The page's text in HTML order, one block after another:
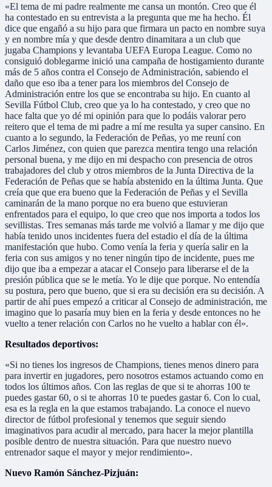
«El tema de mi padre realmente me cansa un montón. Creo que él
ha contestado en su entrevista a la pregunta que me ha hecho. Él
dice que engañó a su hijo para que firmara un pacto en nombre suya
y en nombre mía y que desde dentro dinamitara a un club que
jugaba Champions y levantaba UEFA Europa League. Como no
consiguió doblegarme inició una campaña de hostigamiento durante
más de 5 años contra el Consejo de Administración, sabiendo el
daño que eso iba a tener para los miembros del Consejo de
Administración entre los que se encontraba su hijo. En cuanto al
Sevilla Fútbol Club, creo que ya lo ha contestado, y creo que no
hace falta que yo dé mi opinión para que lo podáis valorar pero
reitero que el tema de mi padre a mí me resulta ya super cansino. En
cuanto a lo segundo, la Federación de Peñas, yo me reuní con
Carlos Jiménez, con quien que parezca mentira tengo una relación
personal buena, y me dijo en mi despacho con presencia de otros
trabajadores del club y otros miembros de la Junta Directiva de la
Federación de Peñas que se había abstenido en la última Junta. Que
creía que que era bueno que la Federación de Peñas y el Sevilla
caminarán de la mano porque no era bueno que estuvieran
enfrentados para el equipo, lo que creo que nos importa a todos los
sevillistas. Tres semanas más tarde me volvió a llamar y me dijo que
había tenido unos incidentes fuera del estadio el día de la última
manifestación que hubo. Como venía la feria y quería salir en la
feria con sus amigos y no tener ningún tipo de incidente, pues me
dijo que iba a empezar a atacar el Consejo para liberarse el de la
presión pública que se le metía. Yo le dije que porque. No entendía
su postura, pero que bueno, que si era su decisión era su decisión. A
partir de ahí pues empezó a criticar al Consejo de administración, me
imagino que lo pasaría muy bien en la feria y desde entonces no he
vuelto a tener relación con Carlos no he vuelto a hablar con él».
Resultados deportivos:
«Si no tienes los ingresos de Champions, tienes menos dinero para
para invertir en jugadores, pero nosotros estamos actuando como en
todos los últimos años. Con las reglas de que si te ahorras 100 te
puedes gastar 60, o si te ahorras 10 te puedes gastar 6. Con lo cual,
esa es la regla en la que estamos trabajando. La conoce el nuevo
director de fútbol profesional y tenemos que seguir siendo
imaginativos para acudir al mercado, para hacer la mejor plantilla
posible dentro de nuestra situación. Para que nuestro nuevo
entrenador saque el mayor y mejor rendimiento».
Nuevo Ramón Sánchez-Pizjuán: